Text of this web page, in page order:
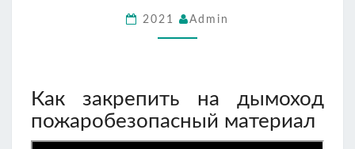
2021 Admin
Как закрепить на дымоход
пожаробезопасный материал